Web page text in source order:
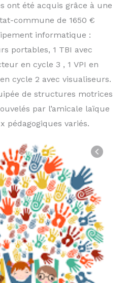
ont été acquis grâce à une
commune de 1650 €
informatique :
portables, 1 TBI avec
en cycle 3 , 1 VPI en
cycle 2 avec visualiseurs.
de structures motrices
par l’amicale laïque
pédagogiques variés.